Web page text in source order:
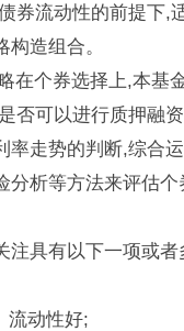
券流动性的前提下,
造组合。
在个券选择上,本基
否可以进行质押融
率走势的判断,综合
分析等方法来评估个
注具有以下一项或
流动性好;